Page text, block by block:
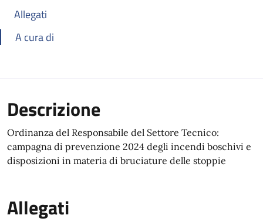
Allegati
A cura di
Descrizione
Ordinanza del Responsabile del Settore Tecnico:
campagna di prevenzione 2024 degli incendi boschivi e
disposizioni in materia di bruciature delle stoppie
Allegati